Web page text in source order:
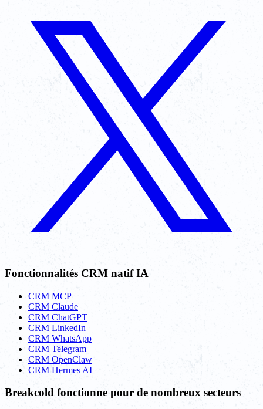
Fonctionnalités CRM natif IA
CRM MCP
CRM Claude
CRM ChatGPT
CRM LinkedIn
CRM WhatsApp
CRM Telegram
CRM OpenClaw
CRM Hermes AI
Breakcold fonctionne pour de nombreux secteurs